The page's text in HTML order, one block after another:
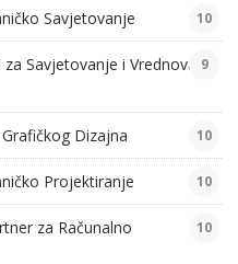
Savjetovanje 10
Savjetovanje i Vrednovanje
9
Dizajna 10
Projektiranje 10
za Računalno
10